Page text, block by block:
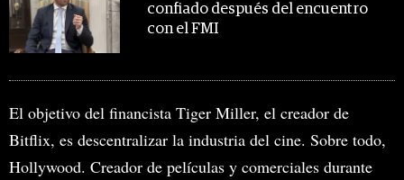
confiado después del encuentro
con el FMI
El objetivo del financista Tiger Miller, el creador de
Bitflix, es descentralizar la industria del cine. Sobre todo,
Hollywood. Creador de películas y comerciales durante